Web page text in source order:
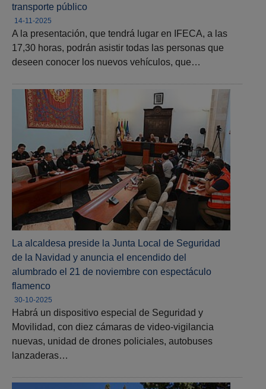
transporte público
14-11-2025
A la presentación, que tendrá lugar en IFECA, a las
17,30 horas, podrán asistir todas las personas que
deseen conocer los nuevos vehículos, que…
La alcaldesa preside la Junta Local de Seguridad
de la Navidad y anuncia el encendido del
alumbrado el 21 de noviembre con espectáculo
flamenco
30-10-2025
Habrá un dispositivo especial de Seguridad y
Movilidad, con diez cámaras de video-vigilancia
nuevas, unidad de drones policiales, autobuses
lanzaderas…